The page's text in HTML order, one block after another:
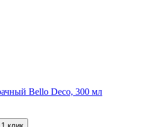
Bello Deco, 300 мл